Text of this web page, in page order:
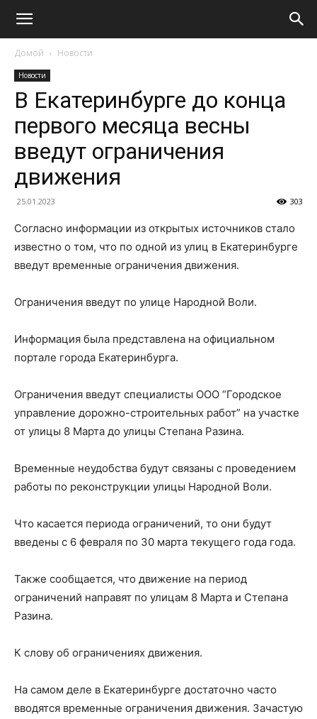
Домой Новости
Новости
В Екатеринбурге до конца
первого месяца весны
введут ограничения
движения
25.01.2023 303
Согласно информации из открытых источников стало
известно о том, что по одной из улиц в Екатеринбурге
введут временные ограничения движения.
Ограничения введут по улице Народной Воли.
Информация была представлена на официальном
портале города Екатеринбурга.
Ограничения введут специалисты ООО “Городское
управление дорожно-строительных работ” на участке
от улицы 8 Марта до улицы Степана Разина.
Временные неудобства будут связаны с проведением
работы по реконструкции улицы Народной Воли.
Что касается периода ограничений, то они будут
введены с 6 февраля по 30 марта текущего года года.
Также сообщается, что движение на период
ограничений направят по улицам 8 Марта и Степана
Разина.
К слову об ограничениях движения.
На самом деле в Екатеринбурге достаточно часто
вводятся временные ограничения движения. Зачастую